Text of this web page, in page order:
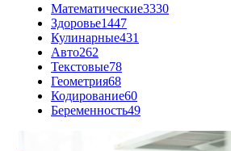
Математические3330
Здоровье1447
Кулинарные431
Авто262
Текстовые78
Геометрия68
Кодирование60
Беременность49